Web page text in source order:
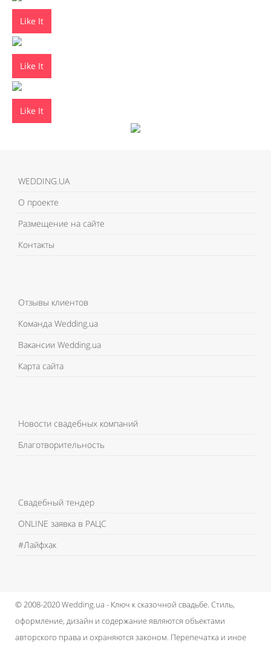
Like It
Like It
Like It
WEDDING.UA
О проекте
Размещение на сайте
Контакты
Отзывы клиентов
Команда Wedding.ua
Вакансии Wedding.ua
Карта сайта
Новости свадебных компаний
Благотворительность
Свадебный тендер
ONLINE заявка в РАЦС
#Лайфхак
© 2008-2020 Wedding.ua - Ключ к сказочной свадьбе. Стиль,
оформление, дизайн и содержание являются объектами
авторского права и охраняются законом. Перепечатка и иное